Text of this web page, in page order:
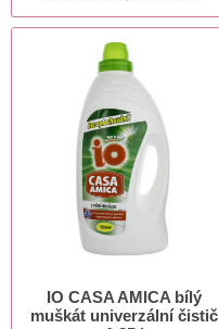
IO CASA AMICA bílý
muškát univerzální čistič